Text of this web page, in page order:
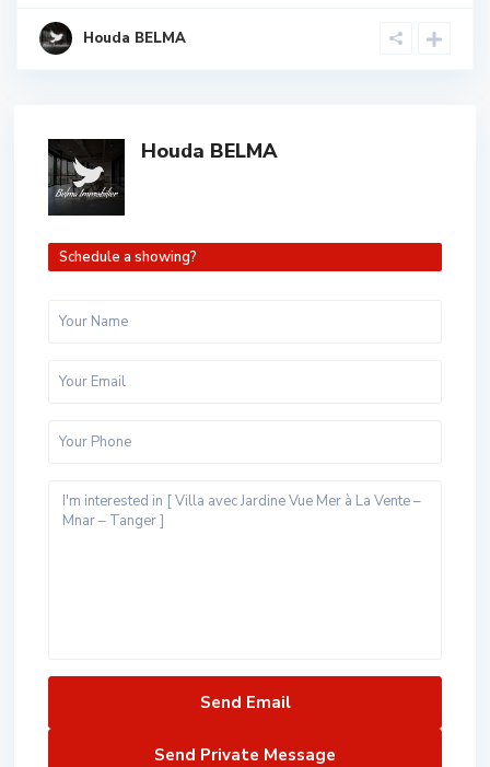
Houda BELMA
Houda BELMA
Schedule a showing?